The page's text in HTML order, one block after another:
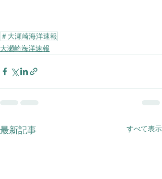
＃大瀬崎海洋速報
大瀬崎海洋速報
最新記事 すべて表示